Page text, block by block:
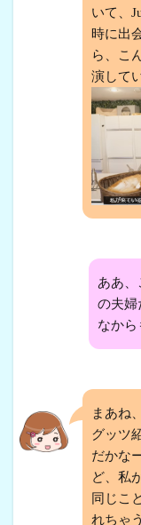
いて、
時に出
ら、こ
演して
ああ、
の夫婦
なから
まあね
グッツ
だかな
ど、私
同じこ
れちゃ